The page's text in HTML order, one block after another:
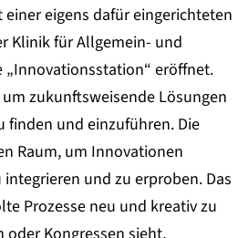
eigens dafür eingerichteten
Klinik für Allgemein- und
eröffnet.
zukunftsweisende Lösungen
finden und einzuführen. Die
Raum, um Innovationen
und zu erproben. Das
Prozesse neu und kreativ zu